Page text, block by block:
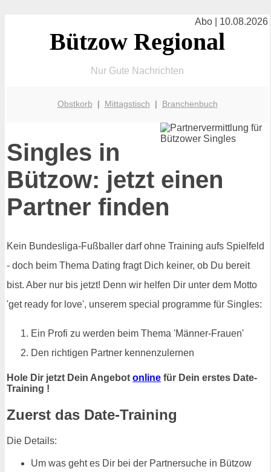
Abo | 10.08.2026
Bützow Regional
Nur Gute Nachrichten
Obstkorb | Mittagstisch | Branchenbuch
Singles in
Bützow: jetzt einen
Partner finden
Kein Bundesliga-Fußballer darf ohne Training aufs Spielfeld
- doch beim Thema Dating fragt Dich keiner, ob Du bereit
bist. Aber nur bis jetzt! Denn wir helfen Dir unter dem Motto
'get ready for love', unserem special programme für Singles:
Ein Profi zu werden beim Thema 'Männer-Frauen'
Den richtigen Partner kennenzulernen
Hole Dir jetzt Dein Angebot online für Dein erstes Date-
Training !
Zuerst das Date-Training
Die Details:
Um was geht es Dir bei der Partnersuche in Bützow